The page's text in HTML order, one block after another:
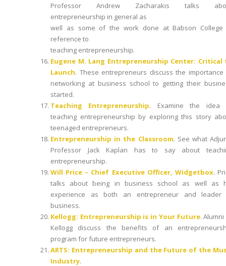
Professor Andrew Zacharakis talks
entrepreneurship in general as
well as some of the work done at Babson College
reference to
teaching entrepreneurship.
Eugene M. Lang Entrepreneurship Center: Critical
Launch. These entrepreneurs discuss the importance
networking at business school to getting their
started.
Teaching Entrepreneurship. Examine the idea
teaching entrepreneurship by exploring this story
teenaged entrepreneurs.
Entrepreneurship in the Classroom. See what
Professor Jack Kaplan has to say about
entrepreneurship.
Will Price – Chief Executive Officer, Widgetbox.
talks about being in business school as well as
experience as both an entrepreneur and leader
business.
Kellogg: Entrepreneurship is in Your Future.
Kellogg discuss the benefits of an
program for future entrepreneurs.
ARTS: Entrepreneurship and the Future of the
Industry.